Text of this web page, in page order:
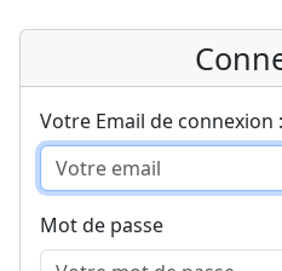
Votre Email de connexion :
Mot de passe